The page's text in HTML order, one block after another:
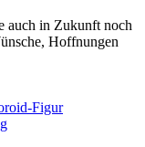
auch in Zukunft noch
Hoffnungen
Figur